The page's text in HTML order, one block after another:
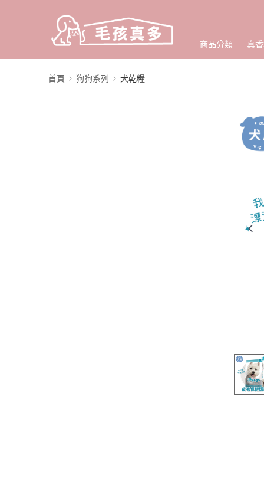
商品分類 真
首頁 狗狗系列 犬乾糧